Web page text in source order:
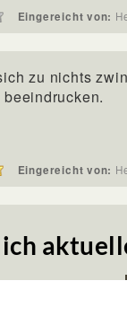
Eingereicht von:
zu nichts
Eingereicht von: